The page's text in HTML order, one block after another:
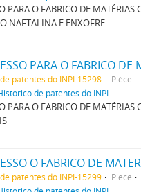
PARA O FABRICO DE MATÉRIAS
NAFTALINA E ENXOFRE
patentes do INPI-15298 Pièce
de patentes do INPI
PARA O FABRICO DE MATÉRIAS
patentes do INPI-15299 Pièce